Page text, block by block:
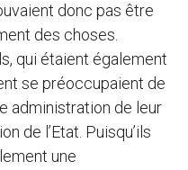
donc pas être
des choses.
qui étaient également
se préoccupaient de
administration de leur
de l’Etat. Puisqu’ils
une